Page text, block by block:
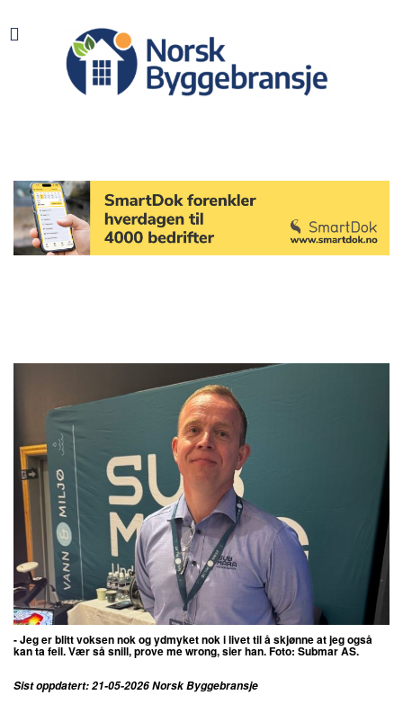
- Jeg er blitt voksen nok og ydmyket nok i livet til å skjønne at jeg også
kan ta feil. Vær så snill, prove me wrong, sier han. Foto: Submar AS.
Sist oppdatert: 21-05-2026 Norsk Byggebransje